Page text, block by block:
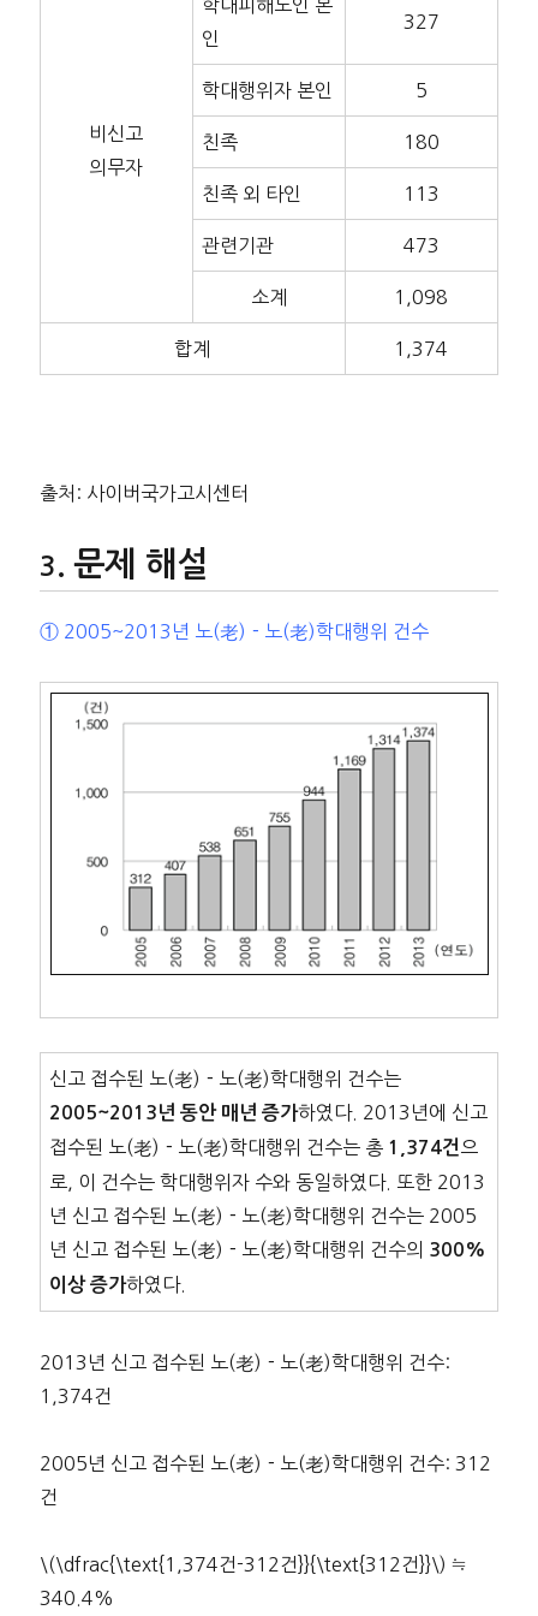
비신고
의무자
학대피해노인 본
인
327
학대행위자 본인 5
친족 180
친족 외 타인 113
관련기관 473
소계 1,098
합계 1,374
출처: 사이버국가고시센터
문제 해설
① 2005~2013년 노(老)－노(老)학대행위 건수
신고 접수된 노(老)－노(老)학대행위 건수는
2005~2013년 동안 매년 증가하였다. 2013년에 신고
접수된 노(老)－노(老)학대행위 건수는 총1,374건 으
로, 이 건수는 학대행위자 수와 동일하였다. 또한 2013
년 신고 접수된 노(老)－노(老)학대행위 건수는 2005
년 신고 접수된 노(老)－노(老)학대행위 건수의
300%
이상 증가하였다.
2013년 신고 접수된 노(老)－노(老)학대행위 건수:
1,374건
2005년 신고 접수된 노(老)－노(老)학대행위 건수: 312
건
\(\dfrac{\text{1,374건-312건}}{\text{312건}}\) ≒
340.4%